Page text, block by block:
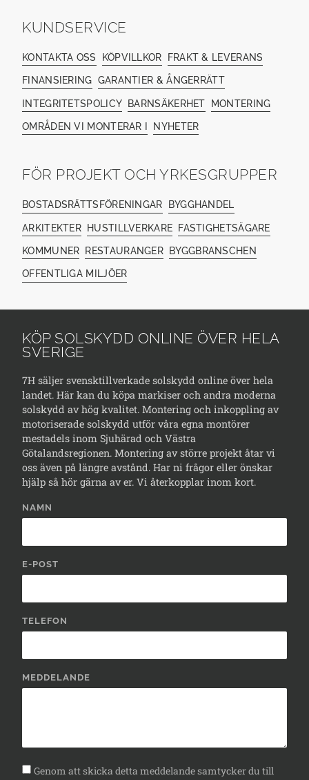
KUNDSERVICE
KONTAKTA OSS KÖPVILLKOR FRAKT & LEVERANS
FINANSIERING GARANTIER & ÅNGERRÄTT
INTEGRITETSPOLICY BARNSÄKERHET MONTERING
OMRÅDEN VI MONTERAR I NYHETER
FÖR PROJEKT OCH YRKESGRUPPER
BOSTADSRÄTTSFÖRENINGAR BYGGHANDEL
ARKITEKTER HUSTILLVERKARE FASTIGHETSÄGARE
KOMMUNER RESTAURANGER BYGGBRANSCHEN
OFFENTLIGA MILJÖER
KÖP SOLSKYDD ONLINE ÖVER HELA
SVERIGE
7H säljer svensktillverkade solskydd online över hela
landet. Här kan du köpa markiser och andra moderna
solskydd av hög kvalitet. Montering och inkoppling av
motoriserade solskydd utför våra egna montörer
mestadels inom Sjuhärad och Västra
Götalandsregionen. Montering av större projekt åtar vi
oss även på längre avstånd. Har ni frågor eller önskar
hjälp så hör gärna av er. Vi återkopplar inom kort.
NAMN
E-POST
TELEFON
MEDDELANDE
Genom att skicka detta meddelande samtycker du till